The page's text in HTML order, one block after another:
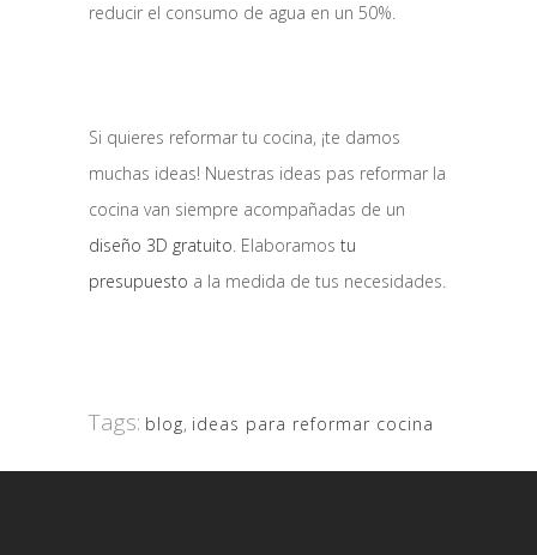
reducir el consumo de agua en un 50%.
Si quieres reformar tu cocina, ¡te damos
muchas ideas! Nuestras ideas pas reformar la
cocina van siempre acompañadas de un
diseño 3D gratuito. Elaboramos tu
presupuesto a la medida de tus necesidades.
Tags: blog, ideas para reformar cocina